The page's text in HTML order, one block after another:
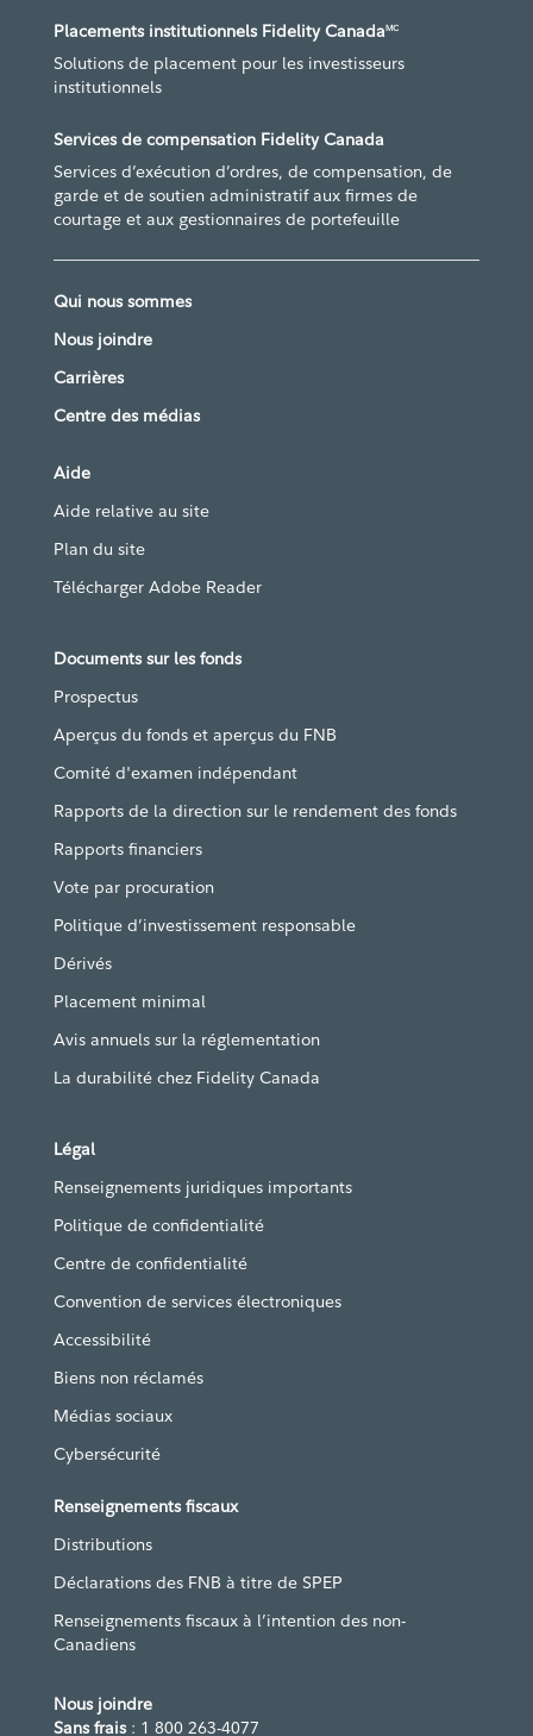
Placements institutionnels Fidelity CanadaMC
Solutions de placement pour les investisseurs
institutionnels
Services de compensation Fidelity Canada
Services d’exécution d’ordres, de compensation, de
garde et de soutien administratif aux firmes de
courtage et aux gestionnaires de portefeuille
Qui nous sommes
Nous joindre
Carrières
Centre des médias
Aide
Aide relative au site
Plan du site
Télécharger Adobe Reader
Documents sur les fonds
Prospectus
Aperçus du fonds et aperçus du FNB
Comité d'examen indépendant
Rapports de la direction sur le rendement des fonds
Rapports financiers
Vote par procuration
Politique d’investissement responsable
Dérivés
Placement minimal
Avis annuels sur la réglementation
La durabilité chez Fidelity Canada
Légal
Renseignements juridiques importants
Politique de confidentialité
Centre de confidentialité
Convention de services électroniques
Accessibilité
Biens non réclamés
Médias sociaux
Cybersécurité
Renseignements fiscaux
Distributions
Déclarations des FNB à titre de SPEP
Renseignements fiscaux à l’intention des non-
Canadiens
Nous joindre
Sans frais: 1 800 263-4077